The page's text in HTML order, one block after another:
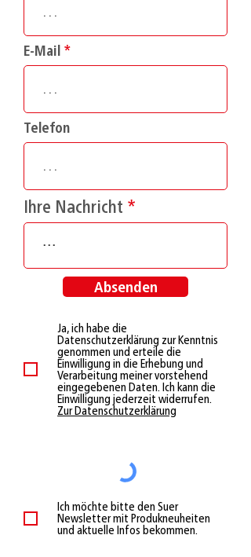
E-Mail
Telefon
Ihre Nachricht
Absenden
Ja, ich habe die
Datenschutzerklärung zur Kenntnis
genommen und erteile die
Einwilligung in die Erhebung und
Verarbeitung meiner vorstehend
eingegebenen Daten. Ich kann die
Einwilligung jederzeit widerrufen.
Zur Datenschutzerklärung
Ich möchte bitte den Suer
Newsletter mit Produkneuheiten
und aktuelle Infos bekommen.